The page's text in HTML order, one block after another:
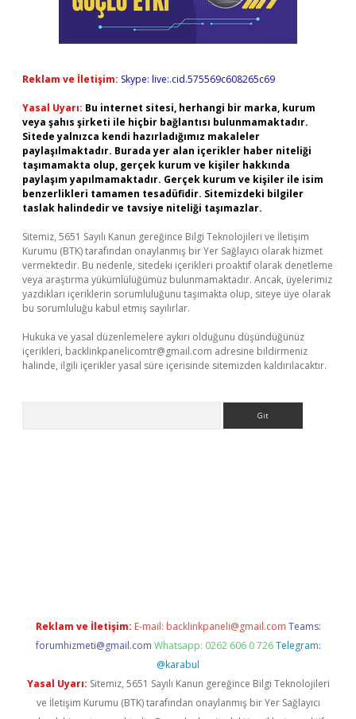
Reklam ve İletişim: Skype: live:.cid.575569c608265c69
Yasal Uyarı: Bu internet sitesi, herhangi bir marka, kurum
veya şahıs şirketi ile hiçbir bağlantısı bulunmamaktadır.
Sitede yalnızca kendi hazırladığımız makaleler
paylaşılmaktadır. Burada yer alan içerikler haber niteliği
taşımamakta olup, gerçek kurum ve kişiler hakkında
paylaşım yapılmamaktadır. Gerçek kurum ve kişiler ile isim
benzerlikleri tamamen tesadüfidir. Sitemizdeki bilgiler
taslak halindedir ve tavsiye niteliği taşımazlar.
Sitemiz, 5651 Sayılı Kanun gereğince Bilgi Teknolojileri ve İletişim
Kurumu (BTK) tarafından onaylanmış bir Yer Sağlayıcı olarak hizmet
vermektedir. Bu nedenle, sitedeki içerikleri proaktif olarak denetleme
veya araştırma yükümlülüğümüz bulunmamaktadır. Ancak, üyelerimiz
yazdıkları içeriklerin sorumluluğunu taşımakta olup, siteye üye olarak
bu sorumluluğu kabul etmiş sayılırlar.
Hukuka ve yasal düzenlemelere aykırı olduğunu düşündüğünüz
içerikleri, backlinkpanelicomtr@gmail.com adresine bildirmeniz
halinde, ilgili içerikler yasal süre içerisinde sitemizden kaldırılacaktır.
Reklam ve İletişim: E-mail: backlinkpaneli@gmail.com Teams:
forumhizmeti@gmail.com Whatsapp: 0262 606 0 726 Telegram:
@karabul
Yasal Uyarı: Sitemiz, 5651 Sayılı Kanun gereğince Bilgi Teknolojileri
ve İletişim Kurumu (BTK) tarafından onaylanmış bir Yer Sağlayıcı